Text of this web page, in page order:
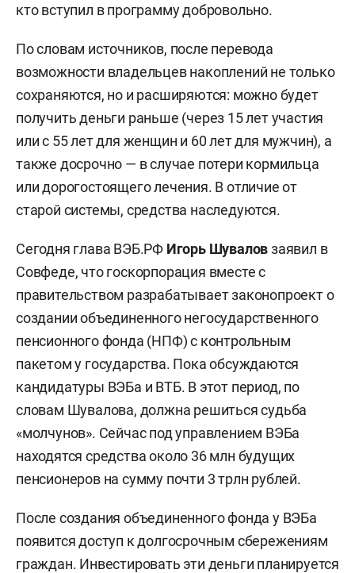
кто вступил в программу добровольно.
По словам источников, после перевода
возможности владельцев накоплений не только
сохраняются, но и расширяются: можно будет
получить деньги раньше (через 15 лет участия
или с 55 лет для женщин и 60 лет для мужчин), а
также досрочно — в случае потери кормильца
или дорогостоящего лечения. В отличие от
старой системы, средства наследуются.
Сегодня глава ВЭБ.РФ Игорь Шуваловзаявил в
Совфеде, что госкорпорация вместе с
правительством разрабатывает законопроект о
создании объединенного негосударственного
пенсионного фонда (НПФ) с контрольным
пакетом у государства. Пока обсуждаются
кандидатуры ВЭБа и ВТБ. В этот период, по
словам Шувалова, должна решиться судьба
«молчунов». Сейчас под управлением ВЭБа
находятся средства около 36 млн будущих
пенсионеров на сумму почти 3 трлн рублей.
После создания объединенного фонда у ВЭБа
появится доступ к долгосрочным сбережениям
граждан. Инвестировать эти деньги планируется